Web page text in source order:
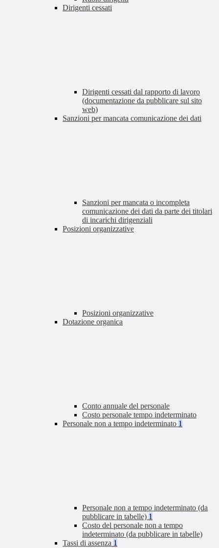
Dirigenti cessati
Dirigenti cessati dal rapporto di lavoro
(documentazione da pubblicare sul sito
web)
Sanzioni per mancata comunicazione dei dati
Sanzioni per mancata o incompleta
comunicazione dei dati da parte dei titolari
di incarichi dirigenziali
Posizioni organizzative
Posizioni organizzative
Dotazione organica
Conto annuale del personale
Costo personale tempo indeterminato
Personale non a tempo indeterminato 1
Personale non a tempo indeterminato (da
pubblicare in tabelle) 1
Costo del personale non a tempo
indeterminato (da pubblicare in tabelle)
Tassi di assenza 1